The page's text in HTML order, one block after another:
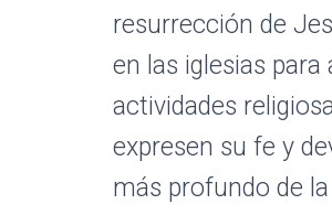
resurrección de
en las iglesias
actividades
expresen su fe y
más profundo de